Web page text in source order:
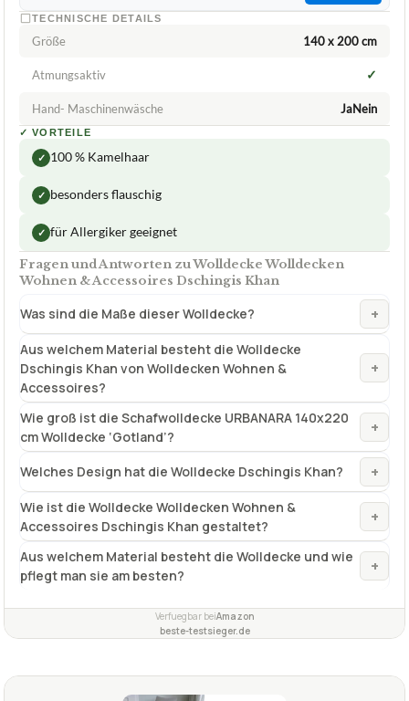
TECHNISCHE DETAILS
Größe 140 x 200 cm
Atmungsaktiv ✓
Hand- Maschinenwäsche JaNein
✓ VORTEILE
✓ 100 % Kamelhaar
✓ besonders flauschig
✓ für Allergiker geeignet
Fragen und Antworten zu Wolldecke Wolldecken
Wohnen & Accessoires Dschingis Khan
Was sind die Maße dieser Wolldecke? +
Aus welchem Material besteht die Wolldecke
Dschingis Khan von Wolldecken Wohnen &
Accessoires?
+
Wie groß ist die Schafwolldecke URBANARA 140x220
cm Wolldecke ‘Gotland’?
+
Welches Design hat die Wolldecke Dschingis Khan? +
Wie ist die Wolldecke Wolldecken Wohnen &
Accessoires Dschingis Khan gestaltet?
+
Aus welchem Material besteht die Wolldecke und wie
pflegt man sie am besten?
+
Verfuegbar beiAmazon
beste-testsieger.de